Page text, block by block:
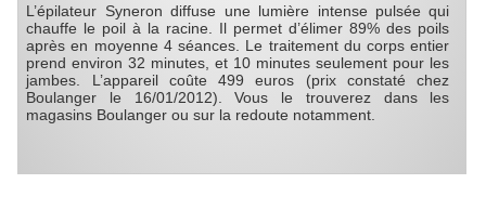
L’épilateur Syneron diffuse une lumière intense pulsée qui
chauffe le poil à la racine. Il permet d’élimer 89% des poils
après en moyenne 4 séances. Le traitement du corps entier
prend environ 32 minutes, et 10 minutes seulement pour les
jambes. L’appareil coûte 499 euros (prix constaté chez
Boulanger le 16/01/2012). Vous le trouverez dans les
magasins Boulanger ou sur la redoute notamment.